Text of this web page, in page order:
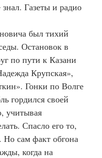
Газеты и радио
был тихий
Остановок в
по пути к Казани
Крупская»,
Гонки по Волге
гордился своей
учитывая
Спасло его то,
Но сам факт обгона
когда на